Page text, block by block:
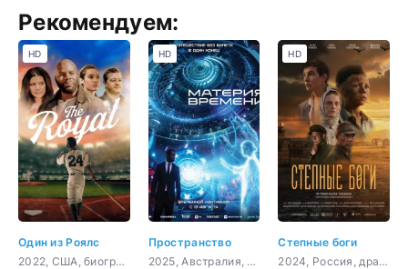
Рекомендуем:
Один из Роялс
2022, США, биография, спорт
HD
Пространство
2025, Австралия, фантастика, триллер, криминал
HD
Степные боги
2024, Россия, драма
HD